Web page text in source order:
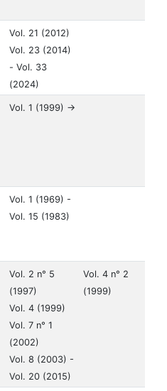
Vol. 21 (2012)
Vol. 23 (2014)
- Vol. 33
(2024)
Vol. 1 (1999) ->
Vol. 1 (1969) -
Vol. 15 (1983)
Vol. 2 n° 5
(1997)
Vol. 4 (1999)
Vol. 7 n° 1
(2002)
Vol. 8 (2003) -
Vol. 20 (2015)
Vol. 4 n° 2
(1999)